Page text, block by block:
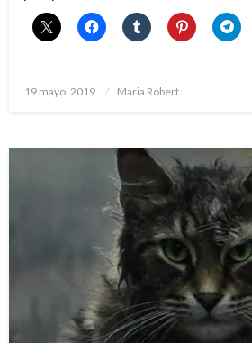
Publicado
19 mayo, 2019 Maria Robert